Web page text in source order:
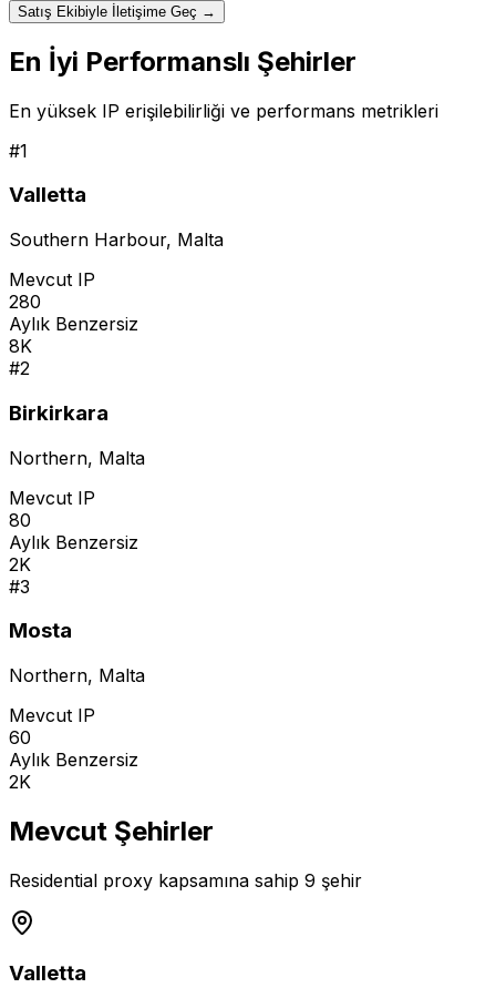
Satış Ekibiyle İletişime Geç →
En İyi Performanslı Şehirler
En yüksek IP erişilebilirliği ve performans metrikleri
#1
Valletta
Southern Harbour, Malta
Mevcut IP
280
Aylık Benzersiz
8K
#2
Birkirkara
Northern, Malta
Mevcut IP
80
Aylık Benzersiz
2K
#3
Mosta
Northern, Malta
Mevcut IP
60
Aylık Benzersiz
2K
Mevcut Şehirler
Residential proxy kapsamına sahip 9 şehir
Valletta